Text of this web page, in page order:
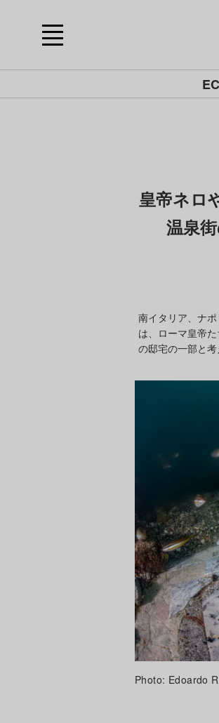
皇帝ネロ
温泉
南イタリア、ナ
は、ローマ皇帝
の邸宅の一部と考
Photo: Edoardo